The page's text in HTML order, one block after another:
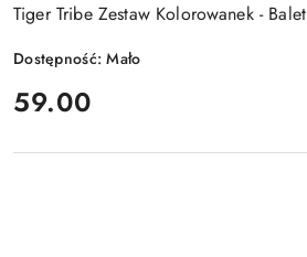
Tiger Tribe Zestaw Kolorowanek - Balet
Dostępność:Mało
cena:
59.00